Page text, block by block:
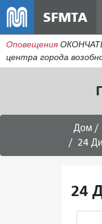
SFMTA
Оповещения
центра города
Дом
24
24